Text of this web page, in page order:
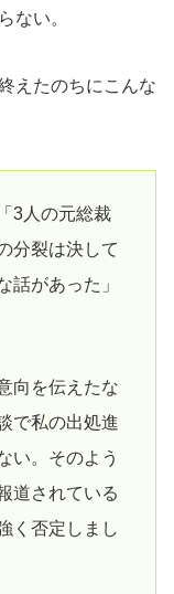
ない。
えたのちにこんな
3人の元総裁
分裂は決して
話があった」
向を伝えたな
で私の出処進
い。そのよう
道されている
く否定しまし